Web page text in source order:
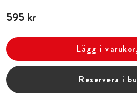
Pris:595 kr
595 kr
Lägg i
Reservera i